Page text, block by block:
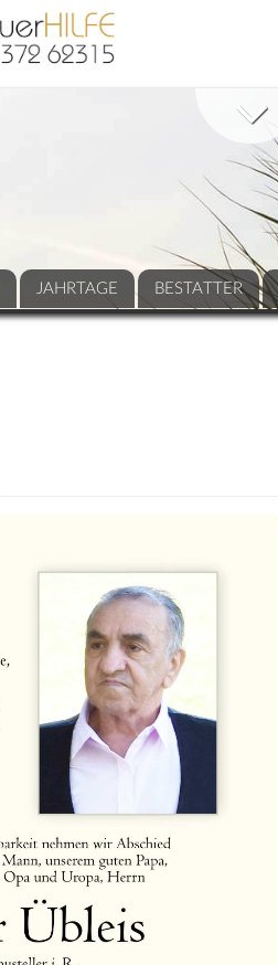
JAHRTAGE BESTATTER